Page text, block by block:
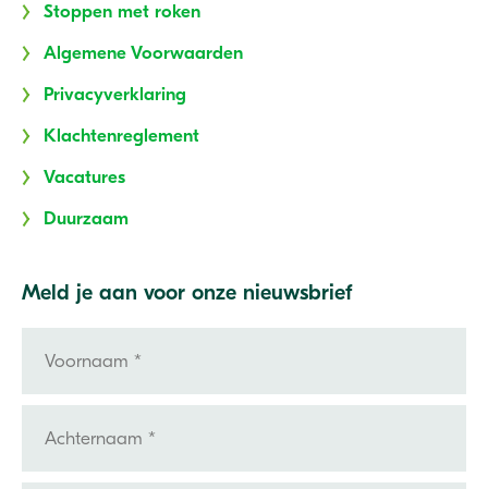
Stoppen met roken
Algemene Voorwaarden
Privacyverklaring
Klachtenreglement
Vacatures
Duurzaam
Meld je aan voor onze nieuwsbrief